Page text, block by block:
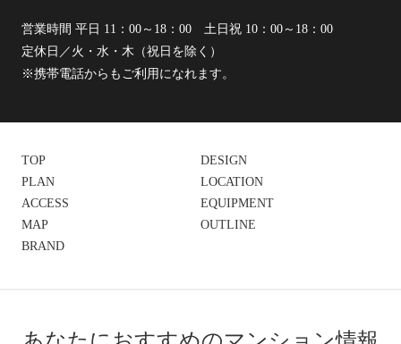
営業時間 平日 11：00～18：00 土日祝 10：00～18：00
定休日／火・水・木（祝日を除く）
※携帯電話からもご利用になれます。
TOP
DESIGN
PLAN
LOCATION
ACCESS
EQUIPMENT
MAP
OUTLINE
BRAND